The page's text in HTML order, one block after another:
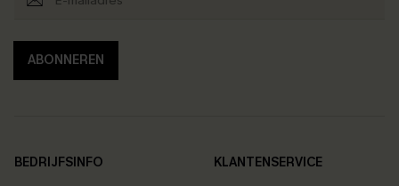
ABONNEREN
BEDRIJFSINFO
KLANTENSERVICE